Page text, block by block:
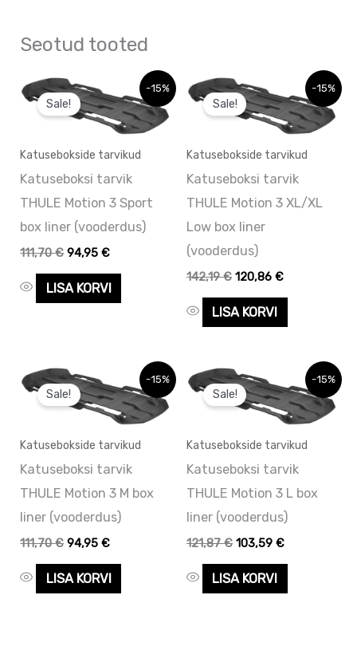
Seotud tooted
-15%
Sale!
Katusebokside tarvikud
Katuseboksi tarvik
THULE Motion 3 Sport
box liner (vooderdus)
Algne
hind
111,70€
Praegune
hind
on:
111,70 €.
94,95€
LISA KORVI
-15%
Sale!
Katusebokside tarvikud
Katuseboksi tarvik
THULE Motion 3 XL/XL
Low box liner
(vooderdus)
Algne
hind
142,19€
Praegune
hind
on:
142,19 €.
120,86 €
LISA KORVI
-15%
Sale!
Katusebokside tarvikud
Katuseboksi tarvik
THULE Motion 3 M box
liner (vooderdus)
Algne
hind
111,70€
Praegune
hind
on:
111,70 €.
94,95€
LISA KORVI
-15%
Sale!
Katusebokside tarvikud
Katuseboksi tarvik
THULE Motion 3 L box
liner (vooderdus)
Algne
hind
121,87€
Praegune
hind
on:
121,87 €.
103,59 €
LISA KORVI